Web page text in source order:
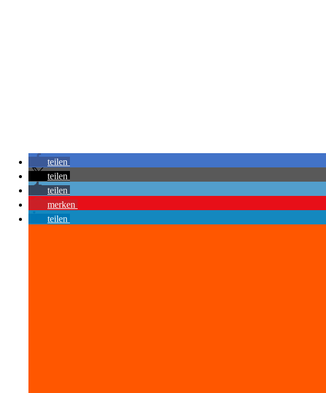
teilen
teilen
teilen
merken
teilen